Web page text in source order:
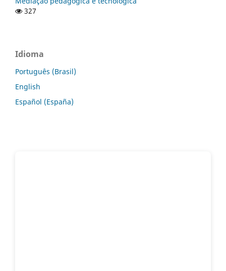
327
Idioma
Português (Brasil)
English
Español (España)